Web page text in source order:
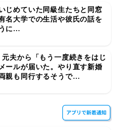
じめていた同級生たちと同窓
名大学での生活や彼氏の話を
に…
夫から「もう一度続きをはじ
ールが届いた。やり直す新婚
親も同行するそうで…